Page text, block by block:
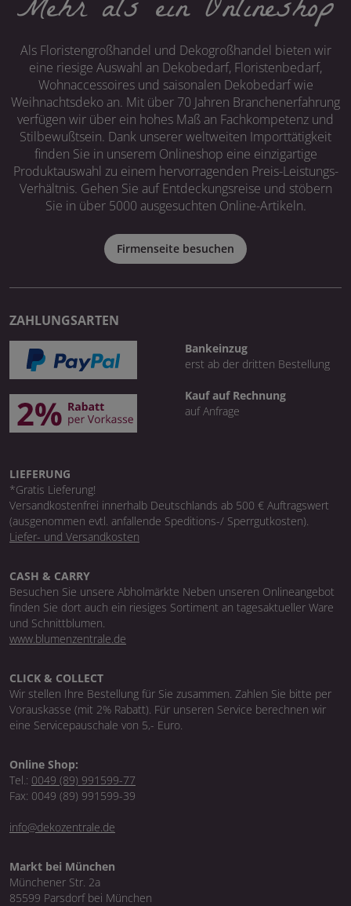
Als Floristengroßhandel und Dekogroßhandel bieten wir
eine riesige Auswahl an Dekobedarf, Floristenbedarf,
Wohnaccessoires und saisonalen Dekobedarf wie
Weihnachtsdeko an. Mit über 70 Jahren Branchenerfahrung
verfügen wir über ein hohes Maß an Fachkompetenz und
Stilbewußtsein. Dank unserer weltweiten Importtätigkeit
finden Sie in unserem Onlineshop eine einzigartige
Produktauswahl zu einem hervorragenden Preis-Leistungs-
Verhältnis. Gehen Sie auf Entdeckungsreise und stöbern
Sie in über 5000 ausgesuchten Online-Artikeln.
Firmenseite besuchen
ZAHLUNGSARTEN
Bankeinzug
erst ab der dritten Bestellung
Kauf auf Rechnung
auf Anfrage
LIEFERUNG
*Gratis Lieferung!
Versandkostenfrei innerhalb Deutschlands ab 500 € Auftragswert
(ausgenommen evtl. anfallende Speditions-/ Sperrgutkosten).
Liefer- und Versandkosten
CASH & CARRY
Besuchen Sie unsere Abholmärkte Neben unseren Onlineangebot
finden Sie dort auch ein riesiges Sortiment an tagesaktueller Ware
und Schnittblumen.
www.blumenzentrale.de
CLICK & COLLECT
Wir stellen Ihre Bestellung für Sie zusammen. Zahlen Sie bitte per
Vorauskasse (mit 2% Rabatt). Für unseren Service berechnen wir
eine Servicepauschale von 5,- Euro.
Online Shop:
Tel.: 0049 (89) 991599-77
Fax: 0049 (89) 991599-39
info@dekozentrale.de
Markt bei München
Münchener Str. 2a
85599 Parsdorf bei München